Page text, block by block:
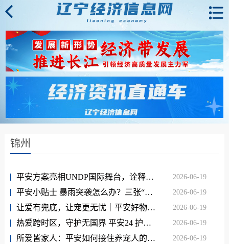
锦州
平安方案亮相UNDP国际舞台，诠释农业保险平安实践 2026-06-19
平安小贴士 暴雨突袭怎么办？三张“避险卡”请查收 2026-06-19
让爱有兜底，让宠更无忧｜平安好物节宠物快闪活动在深圳启幕 2026-06-19
热爱跨时区，守护无国界 平安24 护航全民足球狂欢 2026-06-19
所爱皆家人：平安如何接住养宠人的托付 2026-06-19